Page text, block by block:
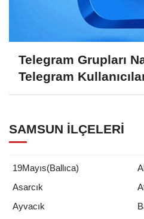
Telegram Grupları
Telegram
SAMSUN İLÇELERI
19Mayıs(Ballıca)
Asarcık
Ayvacık